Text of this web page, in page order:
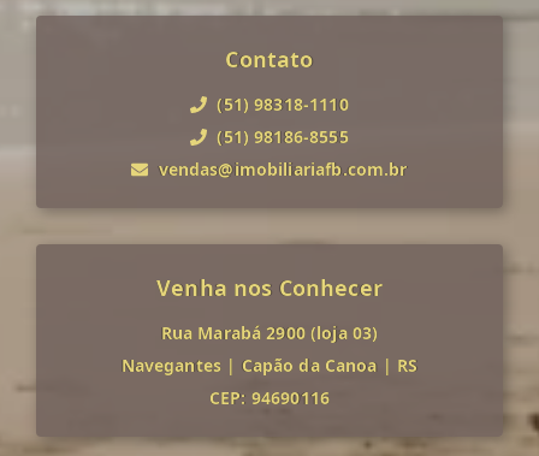
Contato
(51) 98318-1110
(51) 98186-8555
vendas@imobiliariafb.com.br
Venha nos Conhecer
Rua Marabá 2900 (loja 03)
Navegantes | Capão da Canoa | RS
CEP: 94690116